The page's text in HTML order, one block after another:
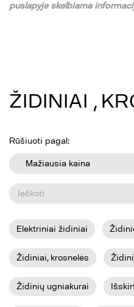
puslapyje skelbiama
ŽIDINIAI ,
Rūšiuoti pagal:
Mažiausia kaina
Elektriniai židiniai
Židiniai, krosnelės
Židinių ugniakurai